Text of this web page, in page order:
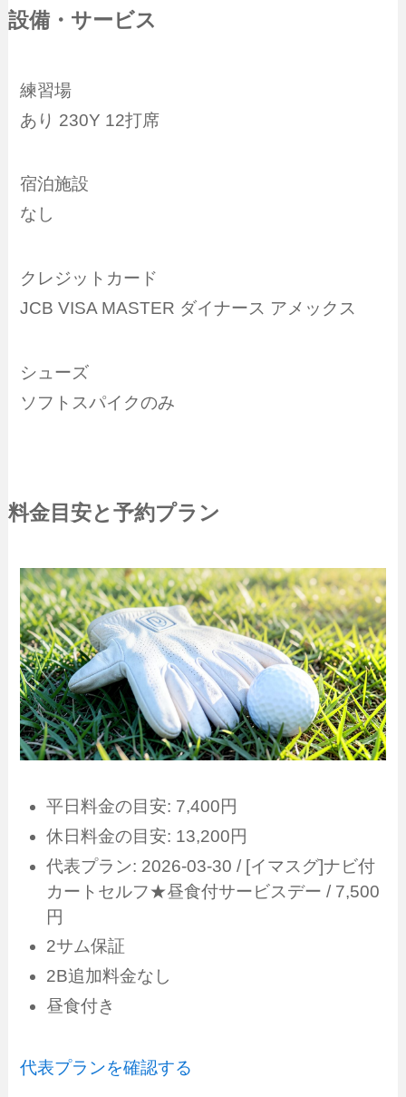
設備・サービス
練習場
あり 230Y 12打席
宿泊施設
なし
クレジットカード
JCB VISA MASTER ダイナース アメックス
シューズ
ソフトスパイクのみ
料金目安と予約プラン
平日料金の目安: 7,400円
休日料金の目安: 13,200円
代表プラン: 2026-03-30 / [イマスグ]ナビ付
カートセルフ★昼食付サービスデー / 7,500
円
2サム保証
2B追加料金なし
昼食付き
代表プランを確認する